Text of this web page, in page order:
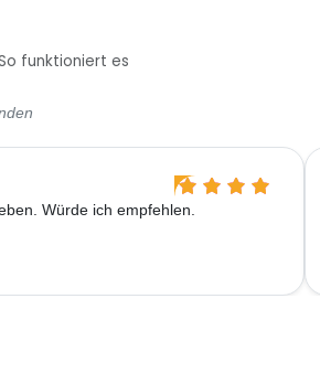
funktioniert es
Würde ich empfehlen.